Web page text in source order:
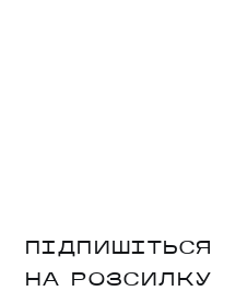
ПІДПИШІТЬСЯ
НА РОЗСИЛКУ